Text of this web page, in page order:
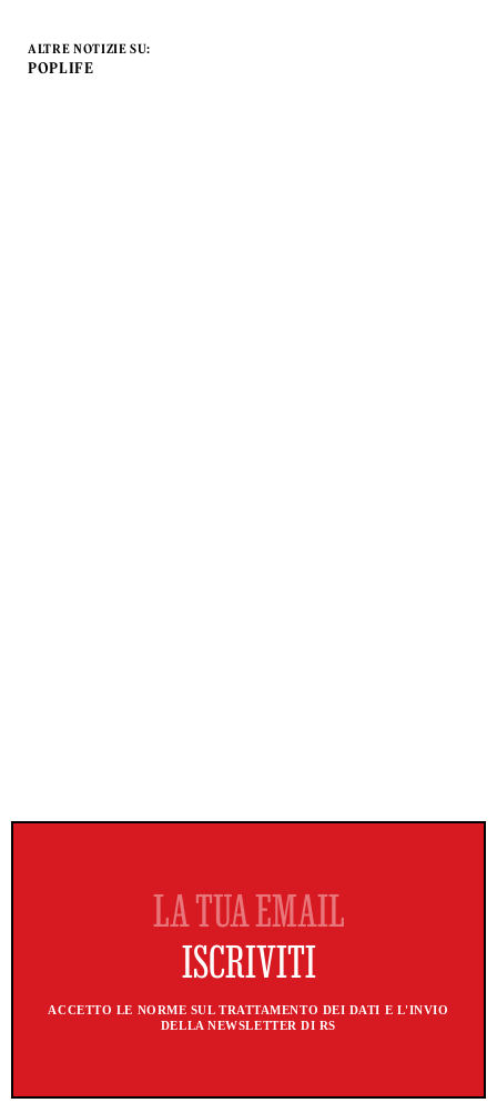
ALTRE NOTIZIE SU:
POPLIFE
ACCETTO LE NORME SUL TRATTAMENTO DEI DATI E L'INVIO
DELLA NEWSLETTER DI RS